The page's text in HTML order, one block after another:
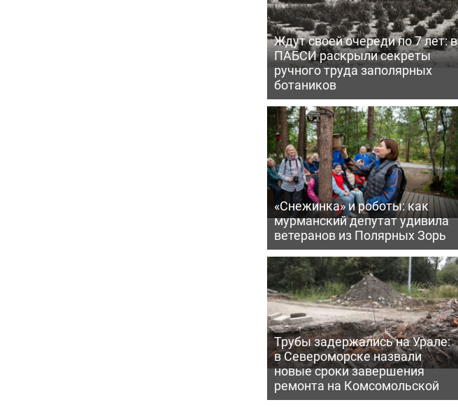
Ждут своей очереди по 7 лет: в
ПАБСИ раскрыли секреты
ручного труда заполярных
ботаников
«Снежинка» и роботы: как
мурманский депутат удивила
ветеранов из Полярных Зорь
Трубы задержались на Урале:
в Североморске назвали
новые сроки завершения
ремонта на Комсомольской